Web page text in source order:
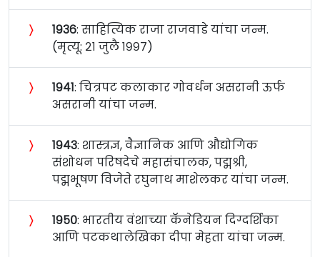
〉 १९३६: साहित्यिक राजा राजवाडे यांचा जन्म.
(मृत्यू: २१ जुलै १९९७)
〉 १९४१: चित्रपट कलाकार गोवर्धन असरानी ऊर्फ
असरानी यांचा जन्म.
〉 १९४३: शास्त्रज्ञ, वैज्ञानिक आणि औद्योगिक
संशोधन परिषदेचे महासंचालक, पद्मश्री,
पद्मभूषण विजेते रघुनाथ माशेलकर यांचा जन्म.
〉 १९५०: भारतीय वंशाच्या कॅनेडियन दिग्दर्शिका
आणि पटकथालेखिका दीपा मेहता यांचा जन्म.